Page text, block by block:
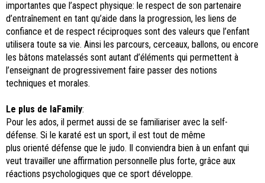
importantes que l’aspect physique: le respect de son partenaire
d’entraînement en tant qu’aide dans la progression, les liens de
confiance et de respect réciproques sont des valeurs que l’enfant
utilisera toute sa vie. Ainsi les parcours, cerceaux, ballons, ou encore
les bâtons matelassés sont autant d’éléments qui permettent à
l’enseignant de progressivement faire passer des notions
techniques et morales.
Le plus de laFamily:
Pour les ados, il permet aussi de se familiariser avec la self-
défense. Si le karaté est un sport, il est tout de même
plus orienté défense que le judo. Il conviendra bien à un enfant qui
veut travailler une affirmation personnelle plus forte, grâce aux
réactions psychologiques que ce sport développe.